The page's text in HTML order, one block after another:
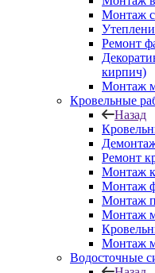
Монтаж
Ремонт
кирпич)
Монтаж
Кровельные
Назад
Ремонт
Монтаж
Монтаж
Монтаж
Монтаж
Монтаж
Водосточные